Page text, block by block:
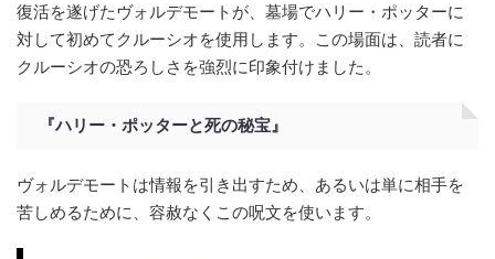
復活を遂げたヴォルデモートが、墓場でハリー・ポッターに
対して初めてクルーシオを使用します。この場面は、読者に
クルーシオの恐ろしさを強烈に印象付けました。
『ハリー・ポッターと死の秘宝』
ヴォルデモートは情報を引き出すため、あるいは単に相手を
苦しめるために、容赦なくこの呪文を使います。